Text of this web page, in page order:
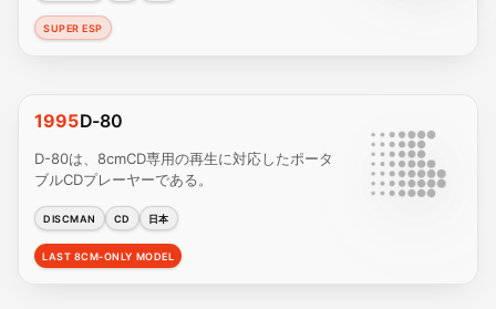
SUPER ESP
1995D-80
D-80は、8cmCD専用の再生に対応したポータ
ブルCDプレーヤーである。
DISCMAN CD 日本
LAST 8CM-ONLY MODEL